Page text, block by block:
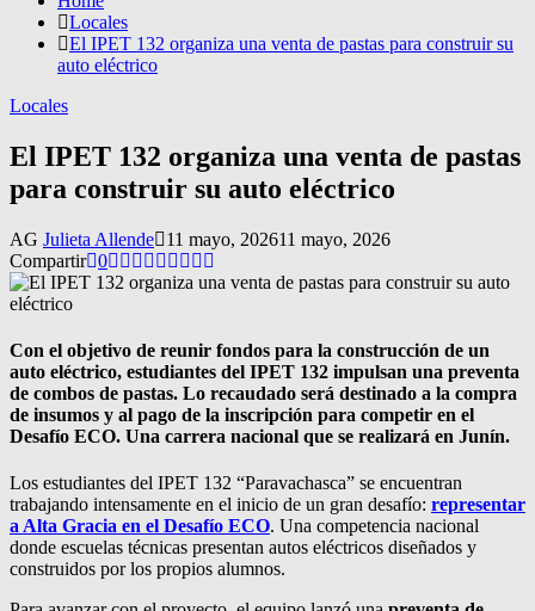
Locales
El IPET 132 organiza una venta de pastas para construir su
auto eléctrico
Locales
El IPET 132 organiza una venta de pastas
para construir su auto eléctrico
AG Julieta Allende 11 mayo, 202611 mayo, 2026
Compartir 0
Con el objetivo de reunir fondos para la construcción de un
auto eléctrico, estudiantes del IPET 132 impulsan una preventa
de combos de pastas. Lo recaudado será destinado a la compra
de insumos y al pago de la inscripción para competir en el
Desafío ECO. Una carrera nacional que se realizará en Junín.
Los estudiantes del IPET 132 “Paravachasca” se encuentran
trabajando intensamente en el inicio de un gran desafío: representar
a Alta Gracia en el Desafío ECO. Una competencia nacional
donde escuelas técnicas presentan autos eléctricos diseñados y
construidos por los propios alumnos.